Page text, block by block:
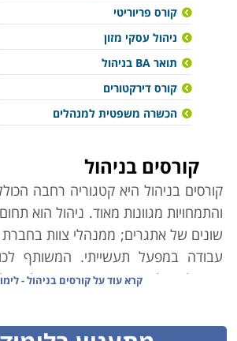
קורס פריוריטי
ניהול עסקי מזון
תואר BA בניהול
קורס דירקטורים
הכשרה משפטית למנהלים
קורסים בניהול
קורסים בניהול היא קטגוריה רחבה
והתמחויות מגוונות מאוד. ניהול הוא
שונים של אתגרים; ממנהלי צוות בחברת
עבודה במפעל תעשייתי. המשותף
המוטלת על כתפיהם - שאותו תהליך
קרא עוד עלקורסים בניהול -